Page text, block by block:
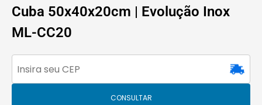
Cuba 50x40x20cm | Evolução Inox
ML-CC20
CONSULTAR